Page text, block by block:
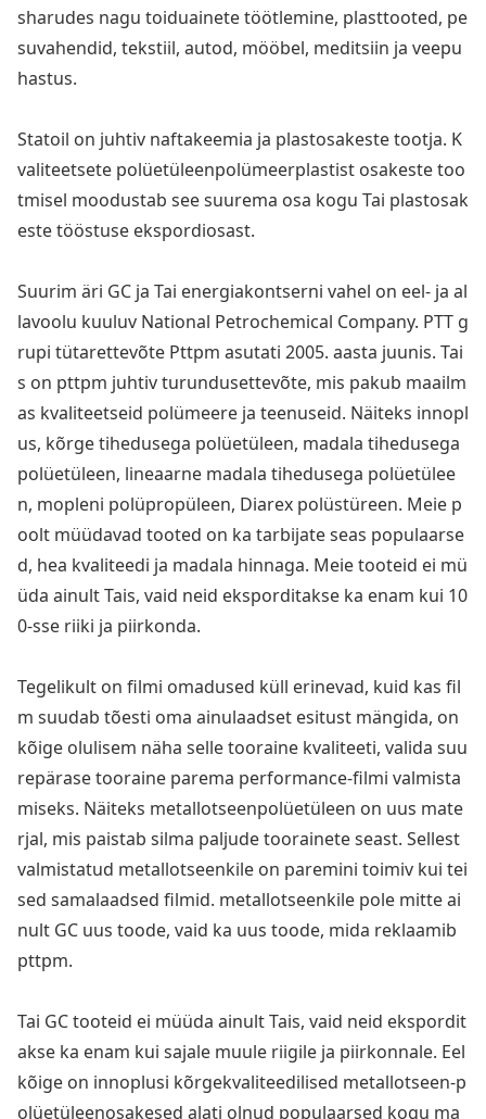
sharudes nagu toiduainete töötlemine, plasttooted, pe
suvahendid, tekstiil, autod, mööbel, meditsiin ja veepu
hastus.
Statoil on juhtiv naftakeemia ja plastosakeste tootja. K
valiteetsete polüetüleenpolümeerplastist osakeste too
tmisel moodustab see suurema osa kogu Tai plastosak
este tööstuse ekspordiosast.
Suurim äri GC ja Tai energiakontserni vahel on eel- ja al
lavoolu kuuluv National Petrochemical Company. PTT g
rupi tütarettevõte Pttpm asutati 2005. aasta juunis. Tai
s on pttpm juhtiv turundusettevõte, mis pakub maailm
as kvaliteetseid polümeere ja teenuseid. Näiteks innopl
us, kõrge tihedusega polüetüleen, madala tihedusega
polüetüleen, lineaarne madala tihedusega polüetülee
n, mopleni polüpropüleen, Diarex polüstüreen. Meie p
oolt müüdavad tooted on ka tarbijate seas populaarse
d, hea kvaliteedi ja madala hinnaga. Meie tooteid ei mü
üda ainult Tais, vaid neid eksporditakse ka enam kui 10
0-sse riiki ja piirkonda.
Tegelikult on filmi omadused küll erinevad, kuid kas fil
m suudab tõesti oma ainulaadset esitust mängida, on
kõige olulisem näha selle tooraine kvaliteeti, valida suu
repärase tooraine parema performance-filmi valmista
miseks. Näiteks metallotseenpolüetüleen on uus mate
rjal, mis paistab silma paljude toorainete seast. Sellest
valmistatud metallotseenkile on paremini toimiv kui tei
sed samalaadsed filmid. metallotseenkile pole mitte ai
nult GC uus toode, vaid ka uus toode, mida reklaamib
pttpm.
Tai GC tooteid ei müüda ainult Tais, vaid neid ekspordit
akse ka enam kui sajale muule riigile ja piirkonnale. Eel
kõige on innoplusi kõrgekvaliteedilised metallotseen-p
olüetüleenosakesed alati olnud populaarsed kogu ma